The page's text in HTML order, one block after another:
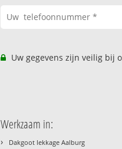
Uw gegevens zijn veilig bij
Werkzaam in:
› Dakgoot lekkage Aalburg